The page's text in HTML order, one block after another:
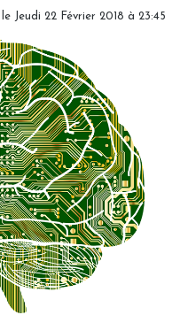
le Jeudi 22 Février 2018 à 23:45